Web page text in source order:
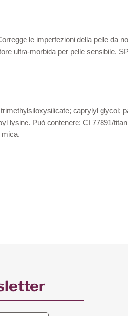
le imperfezioni della pelle da
ultra-morbida per pelle sensibile.
caprylyl glycol;
lysine. Può contenere: CI 77891/
mica.